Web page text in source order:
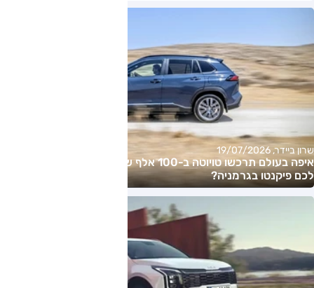
שרון ביידר, 19/07/2026
איפה בעולם תרכשו טויוטה ב-100 אלף שקל פחות? וכמה תעלה
לכם פיקנטו בגרמניה?